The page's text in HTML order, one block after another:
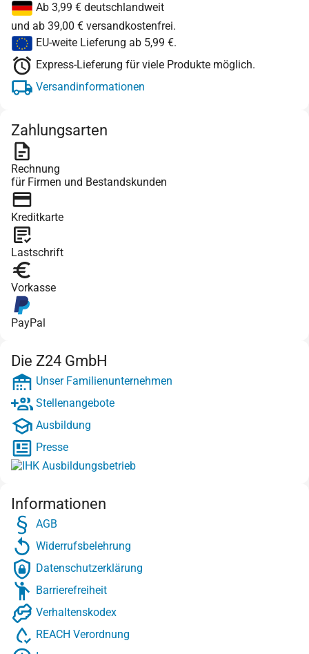
Ab 3,99 € deutschlandweit
und ab 39,00 € versandkostenfrei.
EU-weite Lieferung ab 5,99 €.
Express-Lieferung für viele Produkte möglich.
Versandinformationen
Zahlungsarten
Rechnung
für Firmen und Bestandskunden
Kreditkarte
Lastschrift
Vorkasse
PayPal
Die Z24 GmbH
Unser Familienunternehmen
Stellenangebote
Ausbildung
Presse
Informationen
AGB
Widerrufsbelehrung
Datenschutzerklärung
Barrierefreiheit
Verhaltenskodex
REACH Verordnung